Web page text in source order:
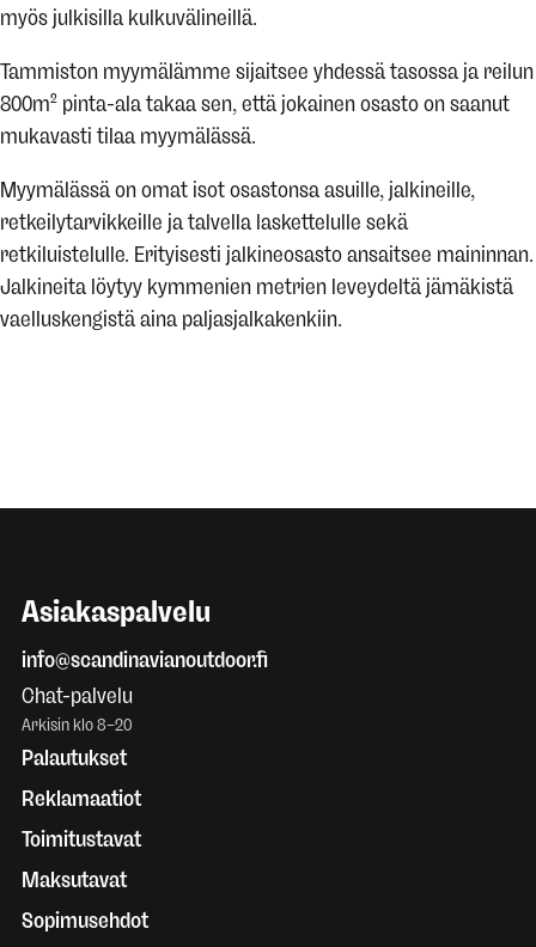
myös julkisilla kulkuvälineillä.
Tammiston myymälämme sijaitsee yhdessä tasossa ja reilun
800m² pinta-ala takaa sen, että jokainen osasto on saanut
mukavasti tilaa myymälässä.
Myymälässä on omat isot osastonsa asuille, jalkineille,
retkeilytarvikkeille ja talvella laskettelulle sekä
retkiluistelulle. Erityisesti jalkineosasto ansaitsee maininnan.
Jalkineita löytyy kymmenien metrien leveydeltä jämäkistä
vaelluskengistä aina paljasjalkakenkiin.
Asiakaspalvelu
info@scandinavianoutdoor.fi
Chat-palvelu
Arkisin klo 8–20
Palautukset
Reklamaatiot
Toimitustavat
Maksutavat
Sopimusehdot